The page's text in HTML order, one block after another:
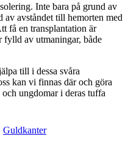
Inte bara på grund av
av avståndet till hemorten med
få en transplantation är
fylld av utmaningar, både
till i dessa svåra
kan vi finnas där och göra
ungdomar i deras tuffa
Guldkanter